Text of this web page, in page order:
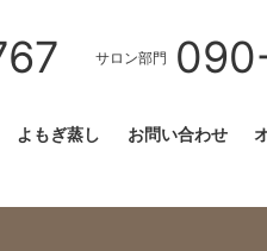
サロン部門
よもぎ蒸し お問い合わせ